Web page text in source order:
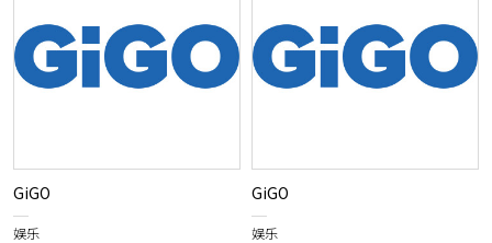
GiGO
娱乐
GiGO
娱乐